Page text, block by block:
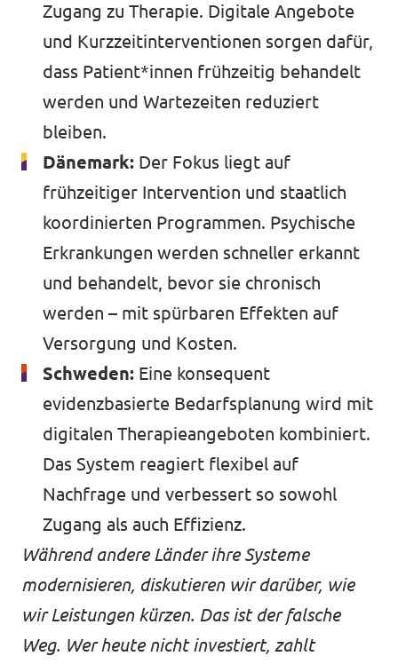
Zugang zu Therapie. Digitale Angebote
und Kurzzeitinterventionen sorgen dafür,
dass Patient*innen frühzeitig behandelt
werden und Wartezeiten reduziert
bleiben.
Dänemark: Der Fokus liegt auf
frühzeitiger Intervention und staatlich
koordinierten Programmen. Psychische
Erkrankungen werden schneller erkannt
und behandelt, bevor sie chronisch
werden – mit spürbaren Effekten auf
Versorgung und Kosten.
Schweden: Eine konsequent
evidenzbasierte Bedarfsplanung wird mit
digitalen Therapieangeboten kombiniert.
Das System reagiert flexibel auf
Nachfrage und verbessert so sowohl
Zugang als auch Effizienz.
Während andere Länder ihre Systeme
modernisieren, diskutieren wir darüber, wie
wir Leistungen kürzen. Das ist der falsche
Weg. Wer heute nicht investiert, zahlt